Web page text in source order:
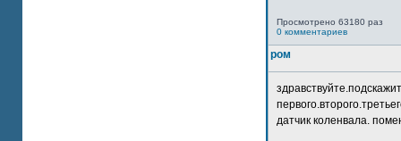
Просмотрено 63180 раз
0 комментариев
ром
датчик коленвала.